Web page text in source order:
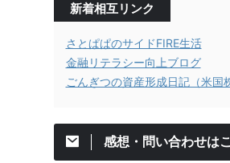
新着相互リンク
さとぱぱのサイドFIRE生活
金融リテラシー向上ブログ
ごんぎつの資産形成日記（米国
感想・問い合わせは